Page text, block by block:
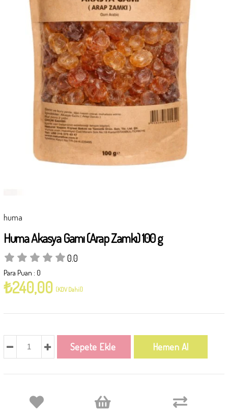
huma
Huma Akasya Gamı (Arap Zamkı) 100 g
0.0
Para Puan : 0
₺240,00 (KDV Dahil)